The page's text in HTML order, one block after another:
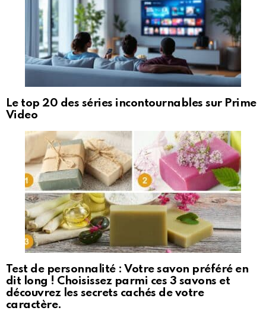
Le top 20 des séries incontournables sur Prime
Video
Test de personnalité : Votre savon préféré en
dit long ! Choisissez parmi ces 3 savons et
découvrez les secrets cachés de votre
caractère.